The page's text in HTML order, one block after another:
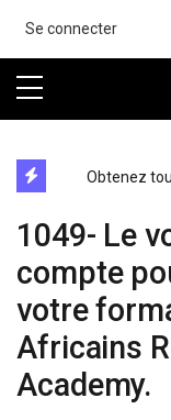
Se connecter
Obtenez
1049- Le
compte
votre
Africains
Academy.